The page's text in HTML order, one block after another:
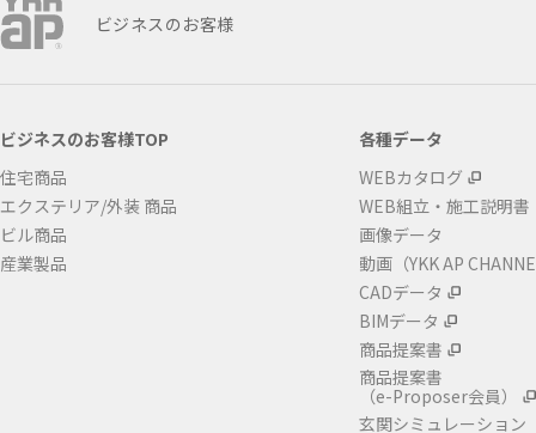
ビジネスのお客様
ビジネスのお客様TOP
住宅商品
エクステリア/外装 商品
ビル商品
産業製品
各種データ
WEBカタログ
WEB組立・施工説明書
画像データ
動画（YKK AP
CADデータ
BIMデータ
商品提案書
商品提案書
（e-Proposer会員）
玄関シミュレーション